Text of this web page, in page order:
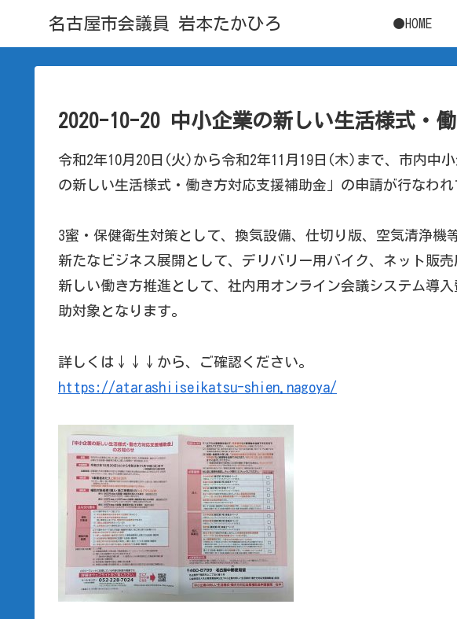
名古屋市会議員 岩本たかひろ ●HOME
2020-10-20 中小企業の新しい生活様式・
令和2年10月20日(火)から令和2年11月19日(木)まで、市内中
の新しい生活様式・働き方対応支援補助金」の申請が行なわれ
3蜜・保健衛生対策として、換気設備、仕切り版、空気清浄機等
新たなビジネス展開として、デリバリー用バイク、ネット販売
新しい働き方推進として、社内用オンライン会議システム導
助対象となります。
詳しくは↓↓↓から、ご確認ください。
https://atarashiiseikatsu-shien.nagoya/